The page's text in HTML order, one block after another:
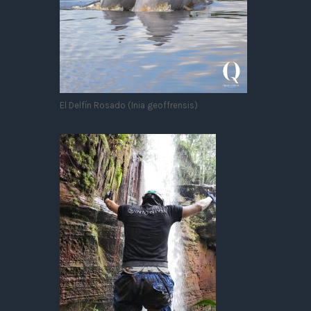
El Delfín Rosado (Inia geoffrensis)